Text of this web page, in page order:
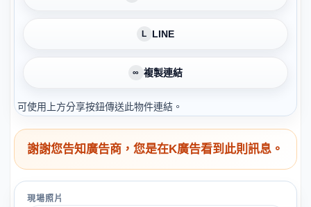
L LINE
∞ 複製連結
可使用上方分享按鈕傳送此物件連結。
謝謝您告知廣告商，您是在K廣告看到此則訊息。
現場照片